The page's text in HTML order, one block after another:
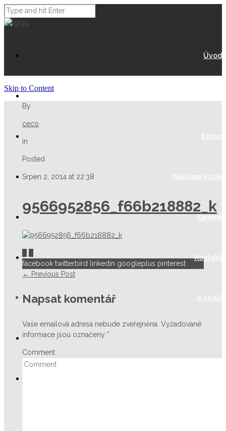
Úvod
Eshop
Nákupní košík
Kariéra
Kontakt
0,00 Kč
Skip to Content
By
ceco
in
Posted
Srpen 2, 2014 at 22:38
9566952856_f66b218882_k
facebook twitterbird linkedin googleplus pinterest
← Previous Post
Napsat komentář
Vaše emailová adresa nebude zveřejněna. Vyžadované
informace jsou označeny *
Comment